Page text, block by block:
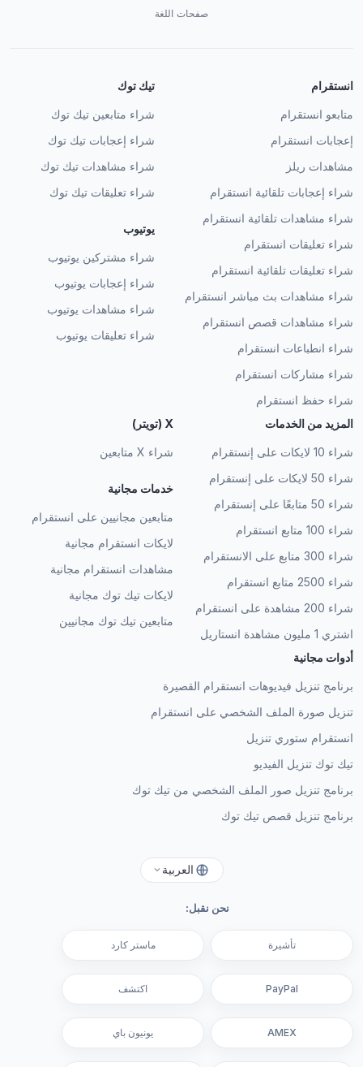
صفحات اللغة
انستقرام
متابعو انستقرام
إعجابات انستقرام
مشاهدات ريلز
شراء إعجابات تلقائية انستقرام
شراء مشاهدات تلقائية انستقرام
شراء تعليقات انستقرام
شراء تعليقات تلقائية انستقرام
شراء مشاهدات بث مباشر انستقرام
شراء مشاهدات قصص انستقرام
شراء انطباعات انستقرام
شراء مشاركات انستقرام
شراء حفظ انستقرام
تيك توك
شراء متابعين تيك توك
شراء إعجابات تيك توك
شراء مشاهدات تيك توك
شراء تعليقات تيك توك
يوتيوب
شراء مشتركين يوتيوب
شراء إعجابات يوتيوب
شراء مشاهدات يوتيوب
شراء تعليقات يوتيوب
المزيد من الخدمات
شراء 10 لايكات على إنستقرام
شراء 50 لايكات على إنستقرام
شراء 50 متابعًا على إنستقرام
شراء 100 متابع انستقرام
شراء 300 متابع على الانستقرام
شراء 2500 متابع انستقرام
شراء 200 مشاهدة على انستقرام
اشتري 1 مليون مشاهدة انستاريل
X (تويتر)
شراء X متابعين
خدمات مجانية
متابعين مجانيين على انستقرام
لايكات انستقرام مجانية
مشاهدات انستقرام مجانية
لايكات تيك توك مجانية
متابعين تيك توك مجانيين
أدوات مجانية
برنامج تنزيل فيديوهات انستقرام القصيرة
تنزيل صورة الملف الشخصي على انستقرام
انستقرام ستوري تنزيل
تيك توك تنزيل الفيديو
برنامج تنزيل صور الملف الشخصي من تيك توك
برنامج تنزيل قصص تيك توك
العربية
نحن نقبل:
تأشيرة ماستر كارد
PayPal اكتشف
AMEX يونيون باي